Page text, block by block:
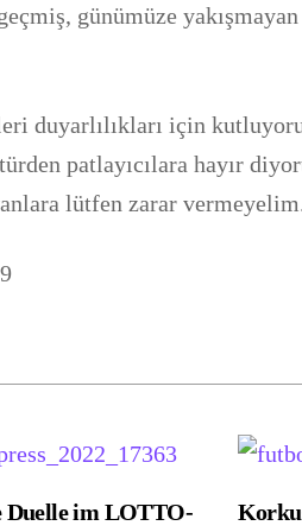
günümüze
duyarlılıkları için
patlayıcılara hayır
lütfen zarar
Duelle im LOTTO-